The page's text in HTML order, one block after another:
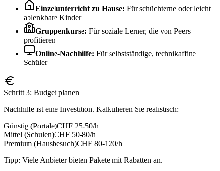
Einzelunterricht zu Hause: Für schüchterne oder leicht
ablenkbare Kinder
Gruppenkurse: Für soziale Lerner, die von Peers
profitieren
Online-Nachhilfe: Für selbstständige, technikaffine
Schüler
Schritt 3: Budget planen
Nachhilfe ist eine Investition. Kalkulieren Sie realistisch:
Günstig (Portale)CHF 25-50/h
Mittel (Schulen)CHF 50-80/h
Premium (Hausbesuch)CHF 80-120/h
Tipp: Viele Anbieter bieten Pakete mit Rabatten an.